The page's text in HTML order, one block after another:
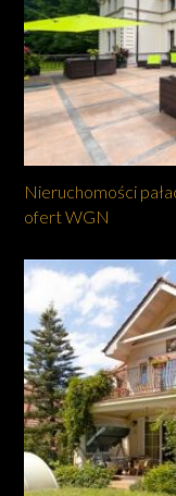
Nieruchomości
ofert WGN